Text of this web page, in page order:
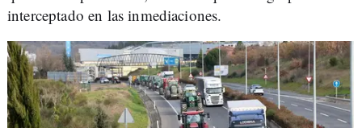
interceptado en las inmediaciones.